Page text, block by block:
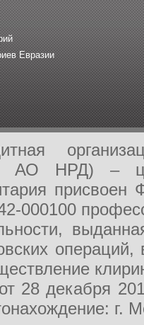
Евразии
АО НРД) –
000100
28 декабря
г.